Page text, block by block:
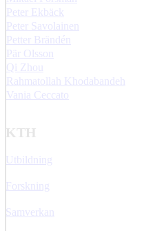
Peter Ekbäck
Peter Savolainen
Petter Brändén
Pär Olsson
Qi Zhou
Rahmatollah Khodabandeh
Vania Ceccato
KTH
Utbildning
Forskning
Samverkan